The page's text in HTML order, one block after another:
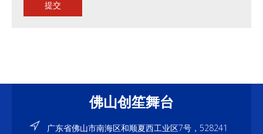
提交
佛山创笙舞台
广东省佛山市南海区和顺夏西工业区7号，528241